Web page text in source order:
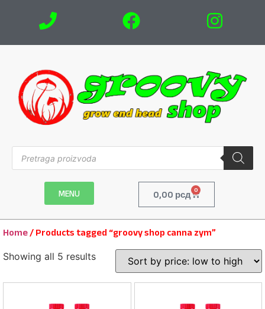
MENU 0,00 рсд 0
Home / Products tagged “groovy shop canna zym”
Showing all 5 results